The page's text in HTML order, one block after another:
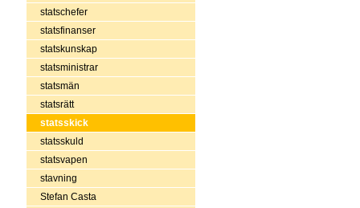
statschefer
statsfinanser
statskunskap
statsministrar
statsmän
statsrätt
statsskick
statsskuld
statsvapen
stavning
Stefan Casta